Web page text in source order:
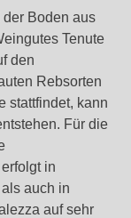
Boden aus
Tenute
den
Rebsorten
stattfindet, kann
Für die
in
auch in
auf sehr